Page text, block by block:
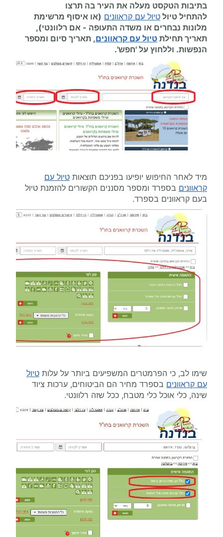
בתיבות הטקסט מעלה את העיר בה תרצו
להתחיל טיול טיול עם קראוונים (או איסוף מרשימת
מלונות נבחרים או משדה התעופה - אם רלוונטי),
תאריך תחילת טיול עם קראוונים, תאריך סיום ומספר
הנפשות. וללחוץ על 'חפש'.
מיד לאחר החיפוש יופיעו בפניכם תוצאות טיול עם
קראוונים בספרד ומספר מסננים הקשורים להזמנת טיול
בעם קראוונים בספרד.
שימו לב, כי הפרמטרים המשפיעים ביותר על עלות טיול
עם קראוונים בספרד מחיר הם הביטוחים, ערכות ציוד
שינה, כלי אוכל כלי מטבח, ככל שזה רלוונטי.